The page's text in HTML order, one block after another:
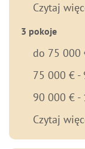
Czytaj
3 pokoje
do 75 000
75 000 € -
90 000 € -
Czytaj